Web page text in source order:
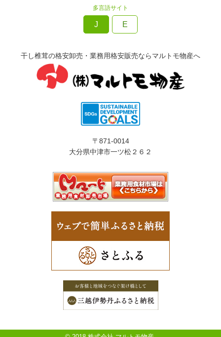
多言語サイト
J E
干し椎茸の格安卸売・業務用格安販売ならマルトモ物産へ
〒871-0014
大分県中津市一ツ松２６２